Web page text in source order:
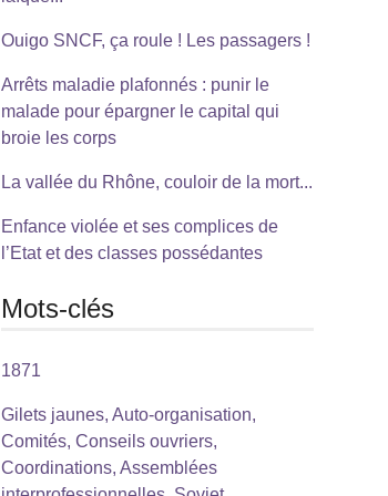
Ouigo SNCF, ça roule ! Les passagers !
Arrêts maladie plafonnés : punir le
malade pour épargner le capital qui
broie les corps
La vallée du Rhône, couloir de la mort...
Enfance violée et ses complices de
l’Etat et des classes possédantes
Mots-clés
1871
Gilets jaunes, Auto-organisation,
Comités, Conseils ouvriers,
Coordinations, Assemblées